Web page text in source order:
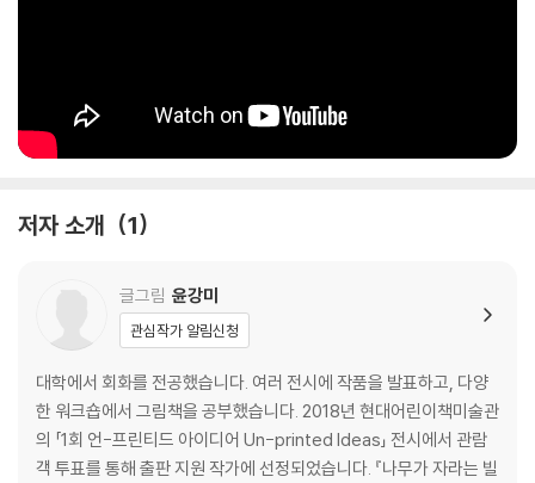
저자 소개 1
글그림 윤강미
관심작가 알림신청
대학에서 회화를 전공했습니다. 여러 전시에 작품을 발표하고, 다양
한 워크숍에서 그림책을 공부했습니다. 2018년 현대어린이책미술관
의 「1회 언-프린티드 아이디어 Un-printed Ideas」 전시에서 관람
객 투표를 통해 출판 지원 작가에 선정되었습니다. 『나무가 자라는 빌